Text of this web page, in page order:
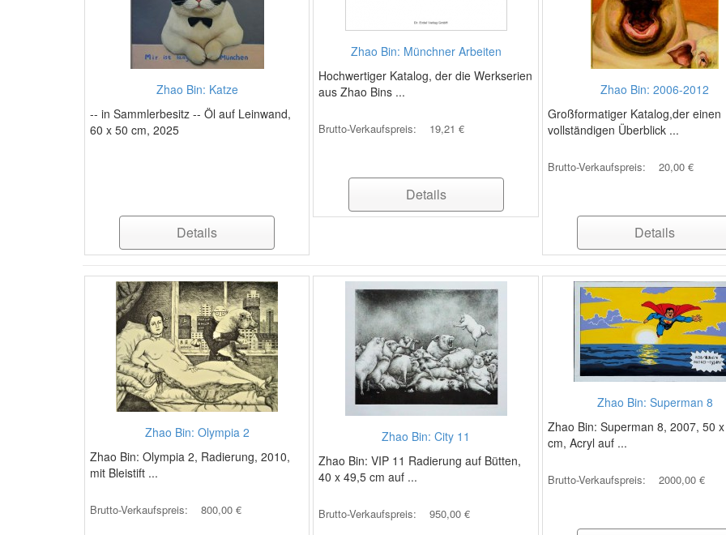
Zhao Bin: Katze
-- in Sammlerbesitz -- Öl auf Leinwand,
60 x 50 cm, 2025
Details
Zhao Bin: Münchner Arbeiten
Hochwertiger Katalog, der die Werkserien
aus Zhao Bins ...
Brutto-Verkaufspreis: 19,21 €
Details
Zhao Bin: 2006-2012
Großformatiger Katalog,der einen
vollständigen Überblick ...
Brutto-Verkaufspreis: 20,00 €
Details
Zhao Bin: Olympia 2
Zhao Bin: Olympia 2, Radierung, 2010,
mit Bleistift ...
Brutto-Verkaufspreis: 800,00 €
Zhao Bin: City 11
Zhao Bin: VIP 11 Radierung auf Bütten,
40 x 49,5 cm auf ...
Brutto-Verkaufspreis: 950,00 €
Zhao Bin: Superman 8
Zhao Bin: Superman 8, 2007, 50
cm, Acryl auf ...
Brutto-Verkaufspreis: 2000,00 €